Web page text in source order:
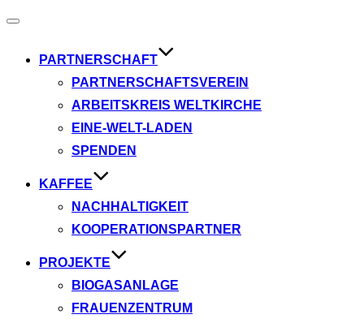
Navigation
PARTNERSCHAFT
PARTNERSCHAFTSVEREIN
ARBEITSKREIS WELTKIRCHE
EINE-WELT-LADEN
SPENDEN
KAFFEE
NACHHALTIGKEIT
KOOPERATIONSPARTNER
PROJEKTE
BIOGASANLAGE
FRAUENZENTRUM